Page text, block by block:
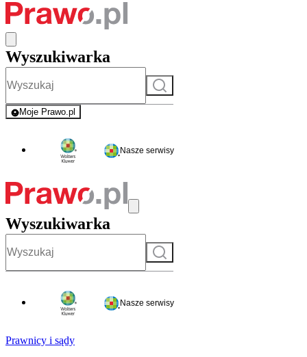
Wyszukiwarka
Szukaj
Moje Prawo.pl
- rejestracja i logowanie do serwisu
Nasze serwisy
Wyszukiwarka
Szukaj
Nasze serwisy
Prawnicy i sądy